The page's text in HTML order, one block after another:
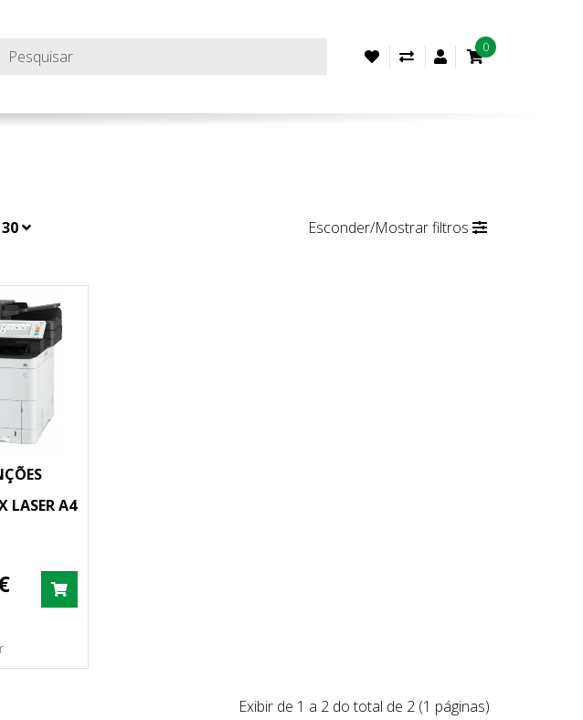
ArtigosComparar
Conta0
30 Esconder/Mostrar filtros
LASER A4
COMPRAR
Exibir de 1 a 2 do total de 2 (1 páginas)